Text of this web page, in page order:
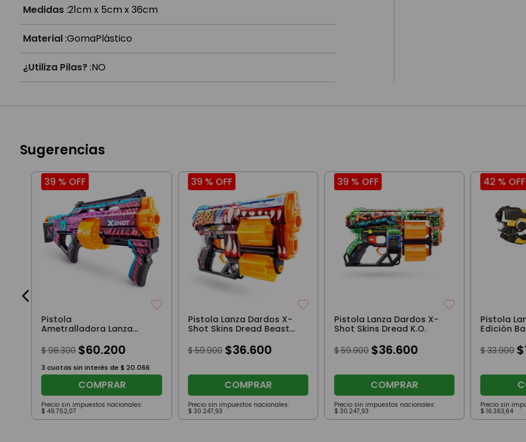
Medidas:21cm x 5cm x 36cm
Material:GomaPlástico
¿Utiliza Pilas?:NO
Sugerencias
39 % OFF
Pistola
Ametralladora Lanza
Stand Alien Rosa
$ 98.300 $60.200
3 cuotas sin interés de $ 20.066
COMPRAR
Precio sin impuestos nacionales:
$ 49.752,07
39 % OFF
Pistola Lanza Dardos X-
Shot Skins Dread Beast
$ 59.900 $36.600
COMPRAR
Precio sin impuestos nacionales:
$ 30.247,93
39 % OFF
Pistola Lanza Dardos X-
Shot Skins Dread K.O.
$ 59.900 $36.600
COMPRAR
Precio sin impuestos nacionales:
$ 30.247,93
42 % OFF
Pistola
Edición
$ 33.900 $
Precio sin
$ 16.363,64